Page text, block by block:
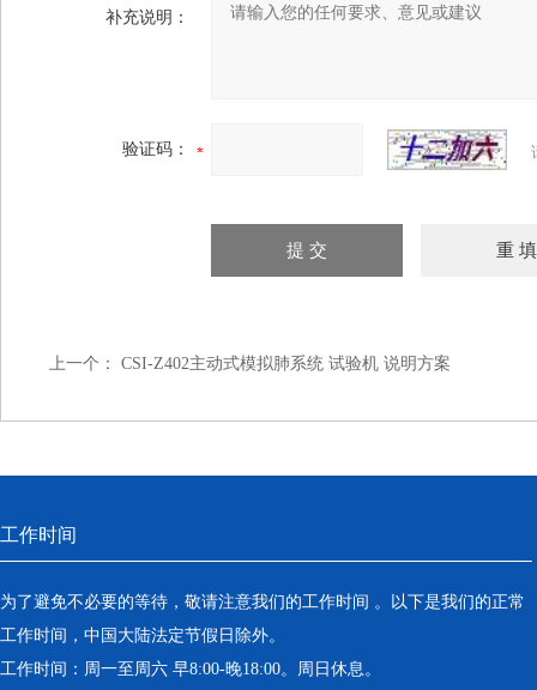
补充说明：
验证码：
上一个： CSI-Z402主动式模拟肺系统 试验机 说明方案
工作时间
为了避免不必要的等待，敬请注意我们的工作时间 。以下是我们的正常
工作时间，中国大陆法定节假日除外。
工作时间：周一至周六 早8:00-晚18:00。周日休息。